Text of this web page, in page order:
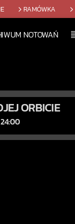
RAMÓWKA
NOTOWAŃ
ORBICIE
24:00